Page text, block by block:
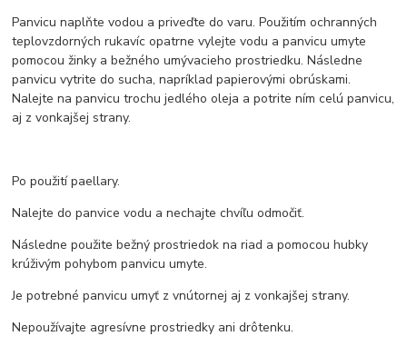
Panvicu naplňte vodou a priveďte do varu. Použitím ochranných
teplovzdorných rukavíc opatrne vylejte vodu a panvicu umyte
pomocou žinky a bežného umývacieho prostriedku. Následne
panvicu vytrite do sucha, napríklad papierovými obrúskami.
Nalejte na panvicu trochu jedlého oleja a potrite ním celú panvicu,
aj z vonkajšej strany.
Po použití paellary.
Nalejte do panvice vodu a nechajte chvíľu odmočiť.
Následne použite bežný prostriedok na riad a pomocou hubky
krúživým pohybom panvicu umyte.
Je potrebné panvicu umyť z vnútornej aj z vonkajšej strany.
Nepoužívajte agresívne prostriedky ani drôtenku.